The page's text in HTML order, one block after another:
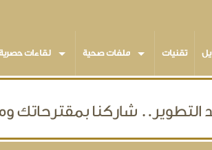
لقاءات ملفات صحية تقنيات